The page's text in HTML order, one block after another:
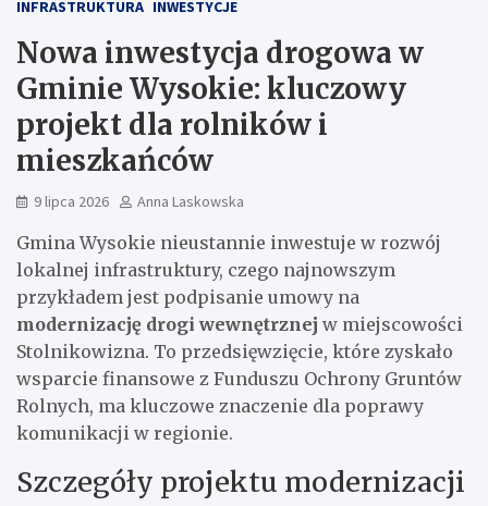
INFRASTRUKTURA INWESTYCJE
Nowa inwestycja drogowa w
Gminie Wysokie: kluczowy
projekt dla rolników i
mieszkańców
9 lipca 2026 Anna Laskowska
Gmina Wysokie nieustannie inwestuje w rozwój
lokalnej infrastruktury, czego najnowszym
przykładem jest podpisanie umowy na
modernizację drogi wewnętrznej w miejscowości
Stolnikowizna. To przedsięwzięcie, które zyskało
wsparcie finansowe z Funduszu Ochrony Gruntów
Rolnych, ma kluczowe znaczenie dla poprawy
komunikacji w regionie.
Szczegóły projektu modernizacji